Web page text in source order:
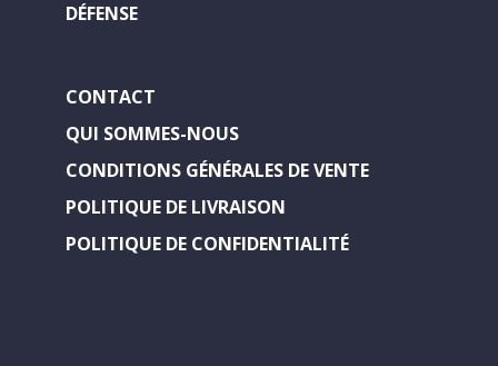
DÉFENSE
CONTACT
QUI SOMMES-NOUS
CONDITIONS GÉNÉRALES DE VENTE
POLITIQUE DE LIVRAISON
POLITIQUE DE CONFIDENTIALITÉ